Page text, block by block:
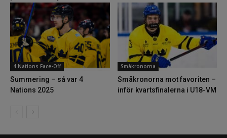
4 Nations Face-Off
Summering – så var 4
Nations 2025
Småkronorna
Småkronorna mot favoriten –
inför kvartsfinalerna i U18-VM